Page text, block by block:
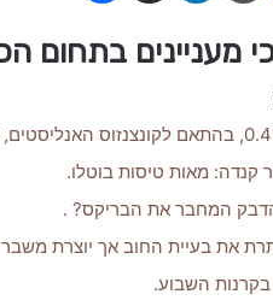
קנדה: מאות טיסות בוטלו.
המחבר את הבריקס? .
השבוע.